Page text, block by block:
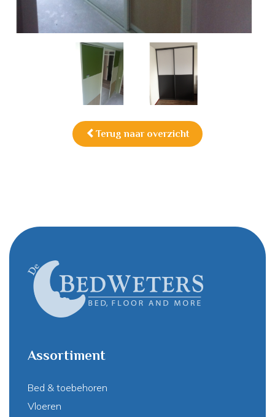
Terug naar overzicht
Assortiment
Bed & toebehoren
Vloeren